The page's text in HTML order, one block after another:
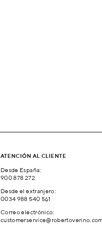
ATENCIÓN AL CLIENTE
Desde España:
900 878 272
Desde el extranjero:
0034 988 540 561
Correo electrónico: